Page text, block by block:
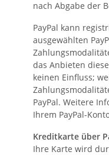
nach Abgabe der
PayPal kann
ausgewählten
das Anbieten
keinen Einfluss;
PayPal. Weitere
Ihrem PayPal-
Kreditkarte über
Ihre Karte wird